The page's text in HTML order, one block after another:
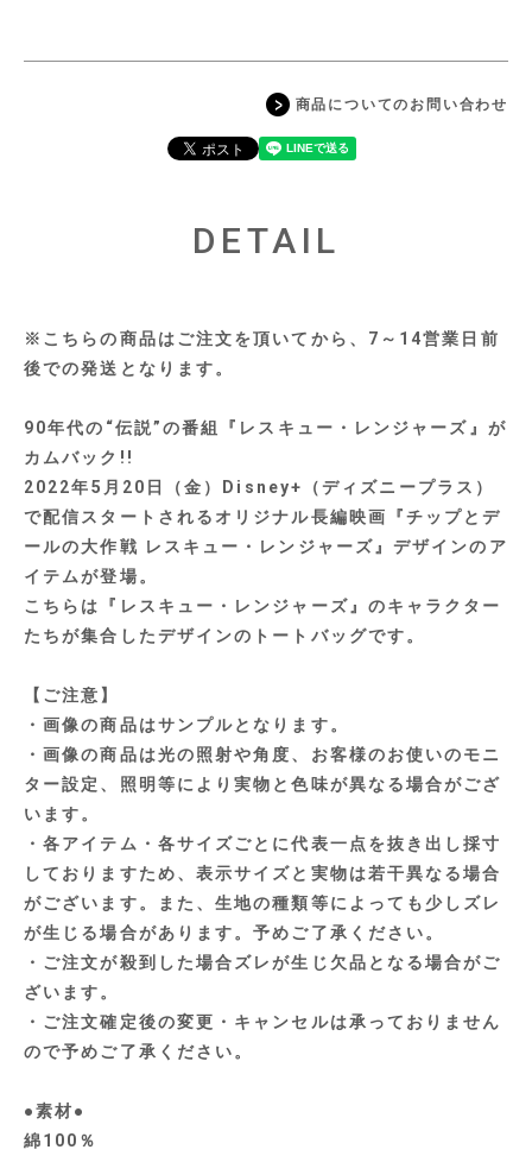
商品についてのお問い合わせ
DETAIL
※こちらの商品はご注文を頂いてから、7～14営業日前
後での発送となります。
90年代の“伝説”の番組『レスキュー・レンジャーズ』が
カムバック!!
2022年5月20日（金）Disney+（ディズニープラス）
で配信スタートされるオリジナル長編映画『チップとデ
ールの大作戦 レスキュー・レンジャーズ』デザインのア
イテムが登場。
こちらは『レスキュー・レンジャーズ』のキャラクター
たちが集合したデザインのトートバッグです。
【ご注意】
・画像の商品はサンプルとなります。
・画像の商品は光の照射や角度、お客様のお使いのモニ
ター設定、照明等により実物と色味が異なる場合がござ
います。
・各アイテム・各サイズごとに代表一点を抜き出し採寸
しておりますため、表示サイズと実物は若干異なる場合
がございます。また、生地の種類等によっても少しズレ
が生じる場合があります。予めご了承ください。
・ご注文が殺到した場合ズレが生じ欠品となる場合がご
ざいます。
・ご注文確定後の変更・キャンセルは承っておりません
ので予めご了承ください。
●素材●
綿100％